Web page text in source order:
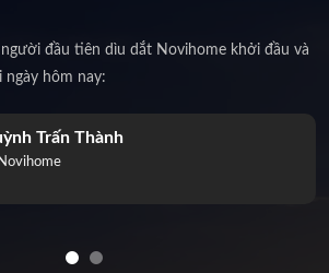
đầu tiên dìu dắt Novihome khởi đầu và
hôm nay:
Trấn Thành